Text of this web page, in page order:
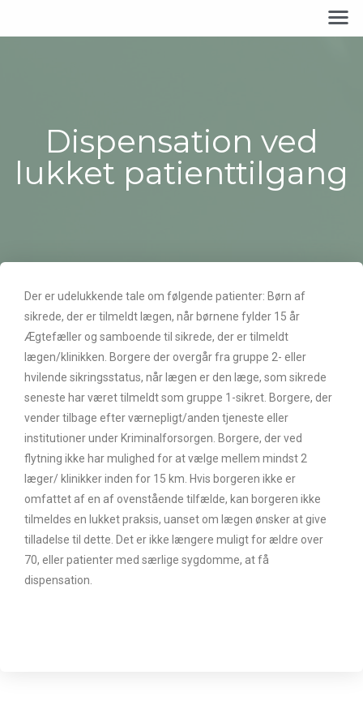
Dispensation ved
lukket patienttilgang
Der er udelukkende tale om følgende patienter: Børn af
sikrede, der er tilmeldt lægen, når børnene fylder 15 år
Ægtefæller og samboende til sikrede, der er tilmeldt
lægen/klinikken. Borgere der overgår fra gruppe 2- eller
hvilende sikringsstatus, når lægen er den læge, som sikrede
seneste har været tilmeldt som gruppe 1-sikret. Borgere, der
vender tilbage efter værnepligt/anden tjeneste eller
institutioner under Kriminalforsorgen. Borgere, der ved
flytning ikke har mulighed for at vælge mellem mindst 2
læger/ klinikker inden for 15 km. Hvis borgeren ikke er
omfattet af en af ovenstående tilfælde, kan borgeren ikke
tilmeldes en lukket praksis, uanset om lægen ønsker at give
tilladelse til dette. Det er ikke længere muligt for ældre over
70, eller patienter med særlige sygdomme, at få
dispensation.